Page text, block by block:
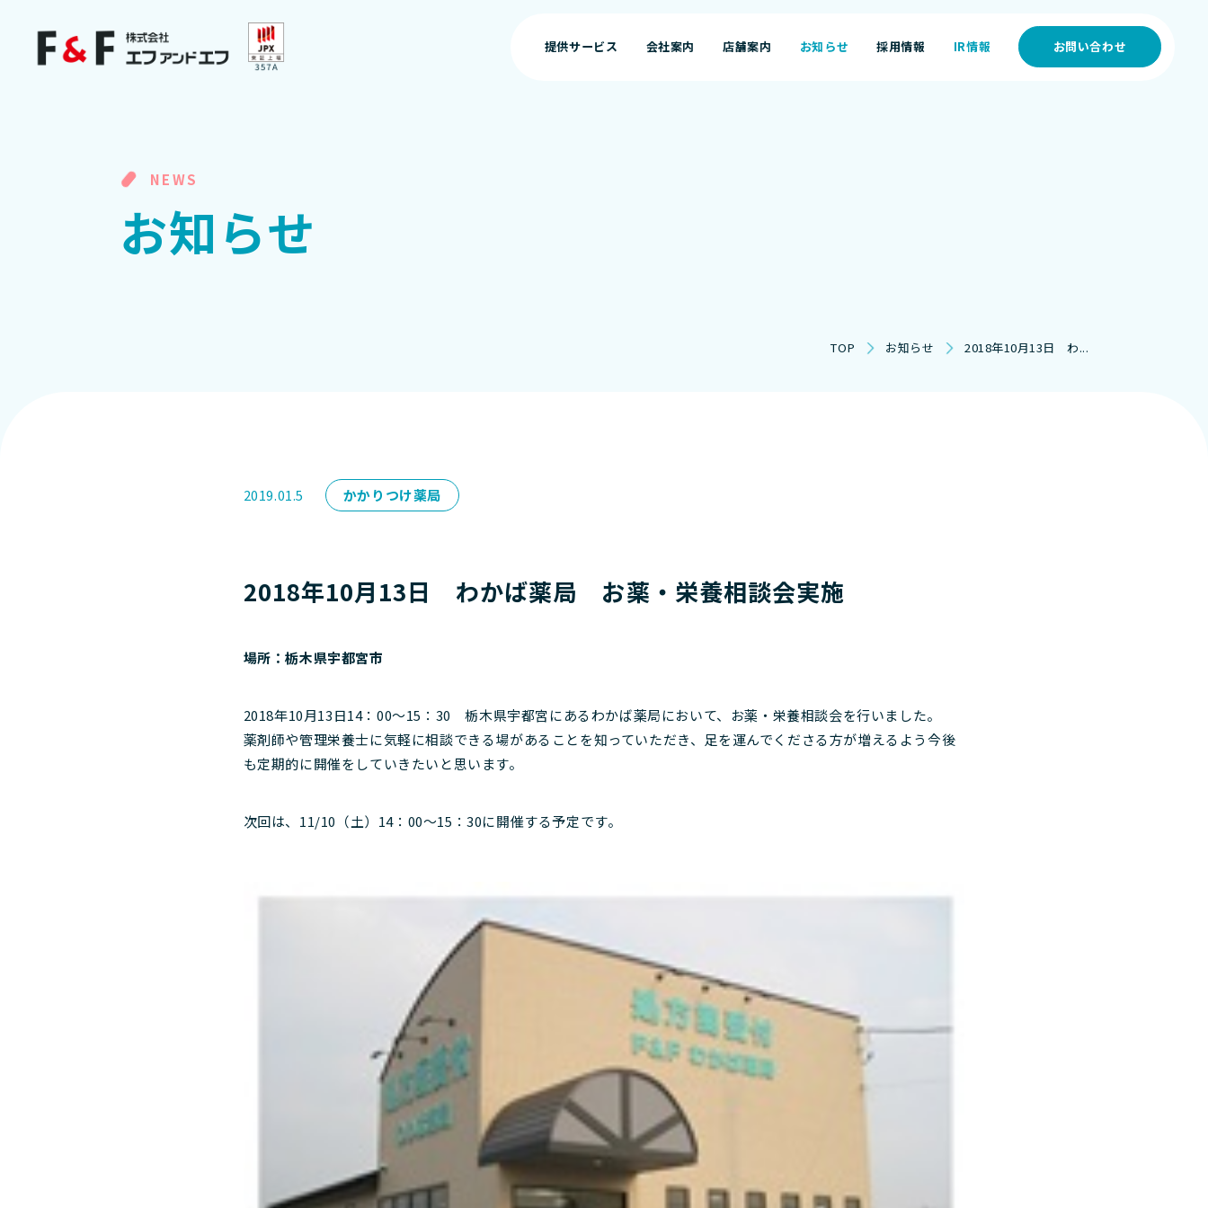
提供サービス
会社案内
店舗案内
お知らせ
採用情報
IR情報
お問い合わせ
NEWS
お知らせ
TOP お知らせ 2018年10月13日 わ...
2019.01.5 かかりつけ薬局
2018年10月13日 わかば薬局 お薬・栄養相談会実施
場所：栃木県宇都宮市
2018年10月13日14：00～15：30 栃木県宇都宮にあるわかば薬局において、お薬・栄養相談会を行いました。
薬剤師や管理栄養士に気軽に相談できる場があることを知っていただき、足を運んでくださる方が増えるよう今後
も定期的に開催をしていきたいと思います。
次回は、11/10（土）14：00～15：30に開催する予定です。